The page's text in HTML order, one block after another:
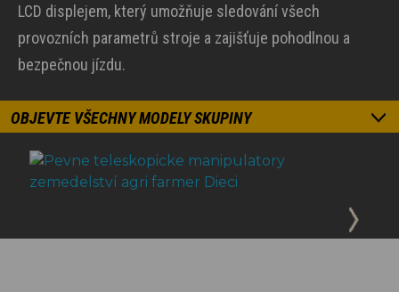
LCD displejem, který umožňuje sledování všech
provozních parametrů stroje a zajišťuje pohodlnou a
bezpečnou jízdu.
OBJEVTE VŠECHNY MODELY SKUPINY